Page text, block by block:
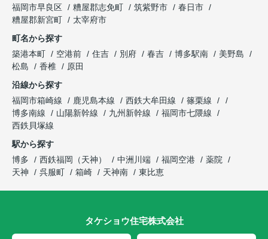
福岡市早良区
糟屋郡志免町 筑紫野市
春日市
糟屋郡新宮町
太宰府市
町名から探す
築港本町
空港前 住吉 別府 春吉 博多駅南
美野島
松島
香椎
原田
沿線から探す
福岡市箱崎線
鹿児島本線 西鉄大牟田線
篠栗線
博多南線
山陽新幹線 九州新幹線
福岡市七隈線
西鉄貝塚線
駅から探す
博多
西鉄福岡（天神） 中洲川端 福岡空港
薬院
天神
呉服町 箱崎 天神南 東比恵
タケショウ住宅株式会社